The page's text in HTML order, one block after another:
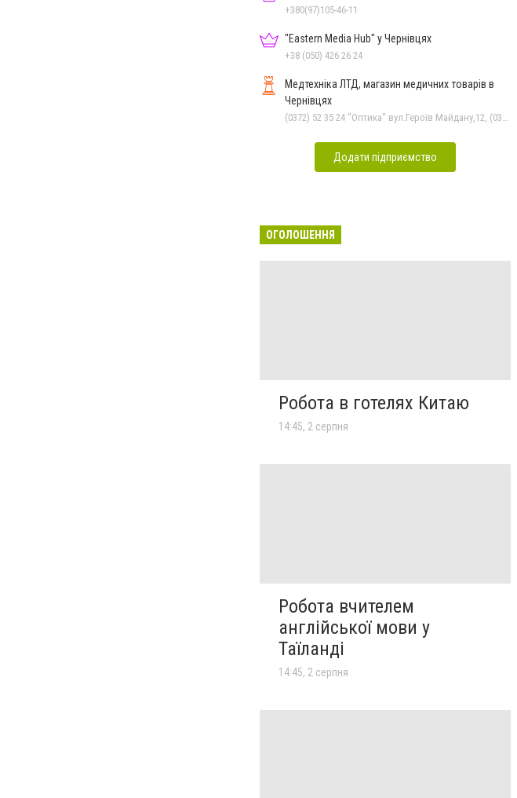
+380(97)105-46-11
"Eastern Media Hub" у Чернівцях
+38 (050) 426 26 24
Медтехніка ЛТД, магазин медичних товарів в
Чернівцях
Додати підприємство
ОГОЛОШЕННЯ
Робота в готелях Китаю
14:45, 2 серпня
Робота вчителем
англійської мови у
Таїланді
14:45, 2 серпня